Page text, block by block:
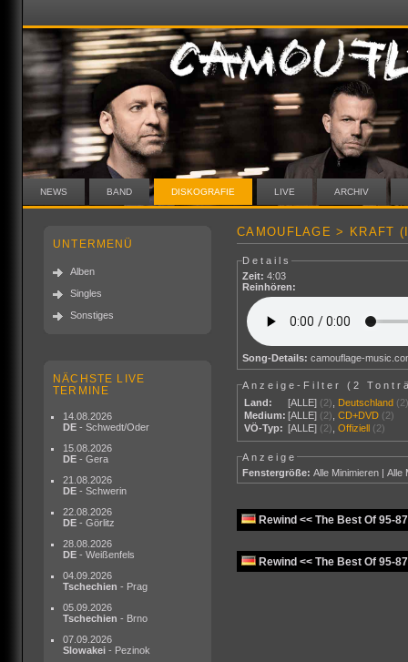
NEWS BAND DISKOGRAFIE LIVE ARCHIV
UNTERMENÜ
Alben
Singles
Sonstiges
NÄCHSTE LIVE
TERMINE
14.08.2026
DE - Schwedt/Oder
15.08.2026
DE - Gera
21.08.2026
DE - Schwerin
22.08.2026
DE - Görlitz
28.08.2026
DE - Weißenfels
04.09.2026
Tschechien - Prag
05.09.2026
Tschechien - Brno
07.09.2026
Slowakei - Pezinok
CAMOUFLAGE > KRAFT
Details
Zeit: 4:03
Reinhören:
Song-Details: camouflage-
Anzeige-Filter (2
Land:
[ALLE] (2) Deutschland
Medium: [ALLE] (2) ,CD+DVD (2)
VÖ-Typ: [ALLE] (2) ,Offiziell (2)
Anzeige
Fenstergröße: Alle Minimieren |Alle
Rewind << The Best Of 95-
Rewind << The Best Of 95-